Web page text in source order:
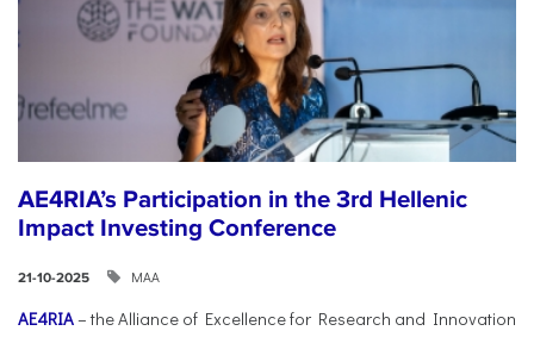
AE4RIA’s Participation in the 3rd Hellenic
Impact Investing Conference
21-10-2025 ΜΑΑ
AE4RIA– the Alliance of Excellence for Research and Innovation